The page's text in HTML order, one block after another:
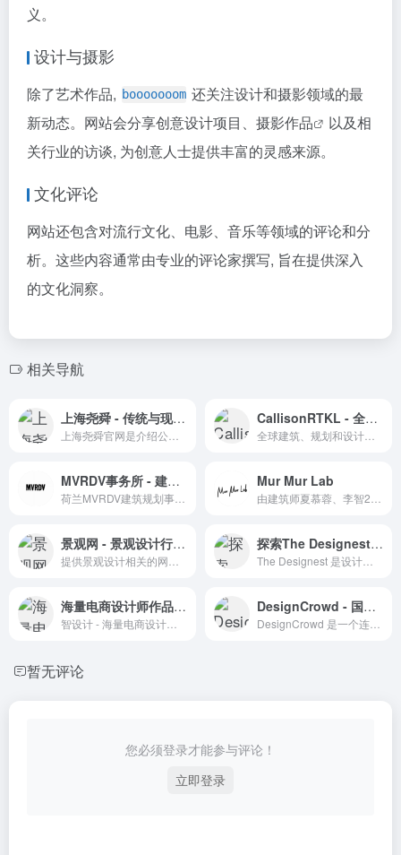
义。
设计与摄影
除了艺术作品, booooooom 还关注设计和摄影领域的最
新动态。网站会分享创意设计项目、 摄影作品
以及相
关行业的访谈, 为创意人士提供丰富的灵感来源。
文化评论
网站还包含对流行文化、电影、音乐等领域的评论和分
析。这些内容通常由专业的评论家撰写, 旨在提供深入
的文化洞察。
相关导航
上海尧舜 - 传统与现代设计的融合 CallisonRTKL - 全球建筑与设计领域的领军企业
MVRDV事务所 - 建筑设计与城市规划 Mur Mur Lab
景观网 - 景观设计行业资讯平台 探索The Designest：设计文章、素材与创意灵感的宝库
海量电商设计师作品交流平台 - 智设计 DesignCrowd - 国外设计师和自由职业者的创意接单平台
暂无评论
您必须登录才能参与评论！
立即登录